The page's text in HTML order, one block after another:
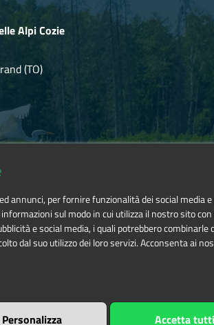
Alpi Cozie
(TO)
annunci, per fornire funzionalità dei social media
sul modo in cui utilizza il nostro sito
e social media, i quali potrebbero combinarle
dal suo utilizzo dei loro servizi. Acconsenta ai
Personalizza Accetta tutti